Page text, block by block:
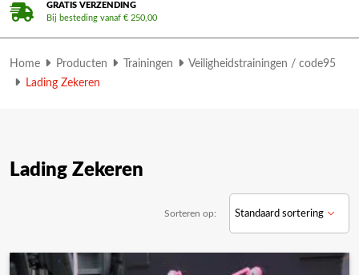
GRATIS VERZENDING
Bij besteding vanaf € 250,00
Home Producten Trainingen
Veiligheidstrainingen / code95
Lading Zekeren
Lading Zekeren
Sorteren op: